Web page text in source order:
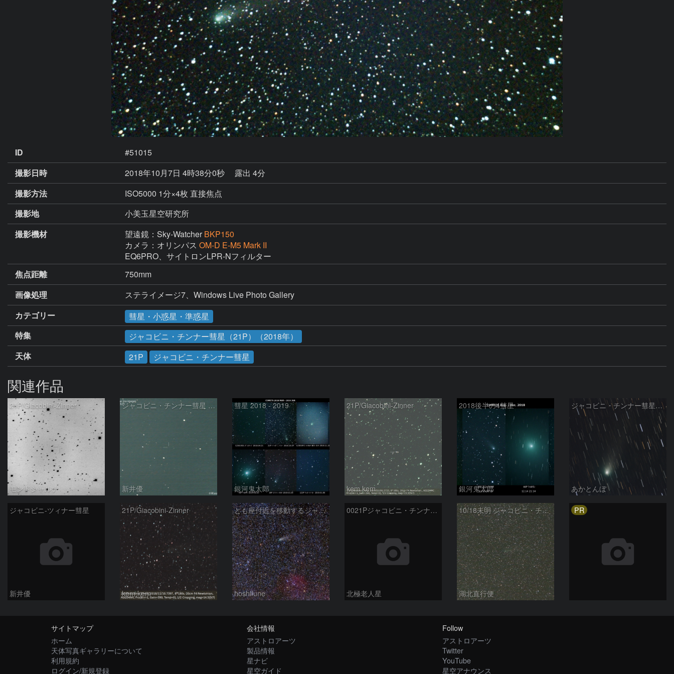
ID
#51015
撮影日時
2018年10月7日 4時38分0秒
露出 4分
撮影方法
ISO5000 1分×4枚 直接焦点
撮影地
小美玉星空研究所
撮影機材
望遠鏡：Sky-Watcher BKP150
カメラ：オリンパス OM-D E-M5 Mark II
EQ6PRO、サイトロンLPR-Nフィルター
焦点距離
750mm
画像処理
ステライメージ7、Windows Live Photo Gallery
カテゴリー
彗星・小惑星・準惑星
特集
ジャコビニ・チンナー彗星（21P）（2018年）
天体
21P ジャコビニ・チンナー彗星
関連作品
21P/Giacobini-Zinner
モンドシャルナ
ジャコビニ・チンナー彗星 ( 21P )の予報位置：2024/07/07
新井優
彗星 2018 - 2019
銀河鬼太郎
21P/Giacobini-Zinner
kem.kem
2018後半の4彗星
銀河鬼太郎
ジャコビニ・チンナー彗星（21P）
あかとんぼ
ジャコビニ-ツィナー彗星
新井優
21P/Giacobini-Zinner
kem.kem
とも座付近を移動するジャコビニ・チンナー彗星（21P）
hoshifune
0021Pジャコビニ・チンナー彗星とIC2177
北極老人星
10/18未明 ジャコビニ・チンナー彗星（21P）
湖北直行便
PR
サイトマップ
ホーム
天体写真ギャラリーについて
利用規約
ログイン/新規登録
会社情報
アストロアーツ
製品情報
星ナビ
星空ガイド
Follow
アストロアーツ
Twitter
YouTube
星空アナウンス